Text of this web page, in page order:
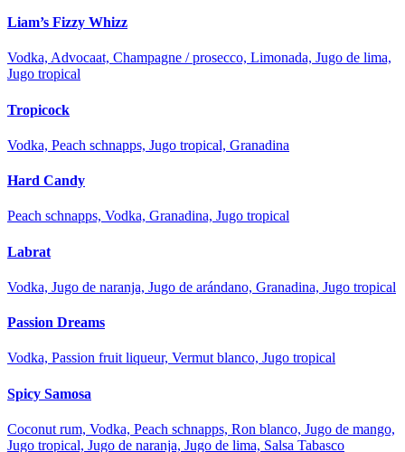
Liam’s Fizzy Whizz
Vodka, Advocaat, Champagne / prosecco, Limonada, Jugo de lima,
Jugo tropical
Tropicock
Vodka, Peach schnapps, Jugo tropical, Granadina
Hard Candy
Peach schnapps, Vodka, Granadina, Jugo tropical
Labrat
Vodka, Jugo de naranja, Jugo de arándano, Granadina, Jugo tropical
Passion Dreams
Vodka, Passion fruit liqueur, Vermut blanco, Jugo tropical
Spicy Samosa
Coconut rum, Vodka, Peach schnapps, Ron blanco, Jugo de mango,
Jugo tropical, Jugo de naranja, Jugo de lima, Salsa Tabasco